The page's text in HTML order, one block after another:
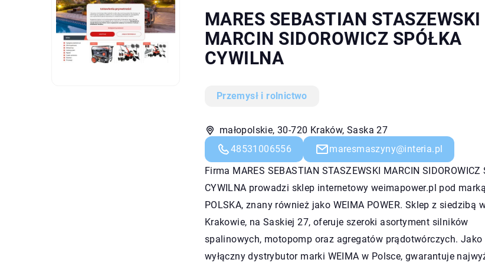
MARES SEBASTIAN STASZEWSKI
MARCIN SIDOROWICZ SPÓŁKA
CYWILNA
Przemysł i rolnictwo
małopolskie, 30-720 Kraków, Saska 27
48531006556
maresmaszyny@interia.pl
Firma MARES SEBASTIAN STASZEWSKI MARCIN SIDOROWICZ
CYWILNA prowadzi sklep internetowy weimapower.pl pod
POLSKA, znany również jako WEIMA POWER. Sklep z siedzibą
Krakowie, na Saskiej 27, oferuje szeroki asortyment silników
spalinowych, motopomp oraz agregatów prądotwórczych. Jako
wyłączny dystrybutor marki WEIMA w Polsce, gwarantuje